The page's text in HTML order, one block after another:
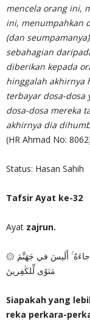
mencela orang ini,
ini, menumpahkan
(dan
sebahagian
diberikan kepada
hinggalah akhirnya
terbayar dosa-
dosa-dosa mereka
akhirnya dia
(HR Ahmad No:
Status: Hasan Sahih
Tafsir Ayat ke-32
Ayat zajrun.
۞ فَمَن أَظلَمُ مِمَّن كَذَبَ عَلَى اللهِ وَكَذَّبَ بِالصِّدقِ إِذ جاءَهُ ۚ أَلَيسَ في جَهَنَّمَ
مَثوًى لِّلكٰفِرينَ
Siapakah yang
reka perkara-